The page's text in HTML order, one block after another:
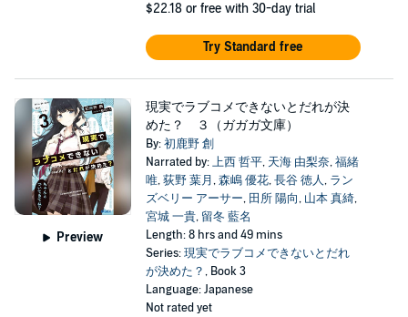
$22.18 or free with 30-day trial
Try Standard free
Preview
現実でラブコメできないとだれが決
めた？ ３（ガガガ文庫）
By:初鹿野 創
Narrated by:上西 哲平, 天海 由梨奈,福緒
唯,荻野 葉月,森嶋 優花,長谷 徳人, ラン
ズベリー アーサー, 田所 陽向, 山本 真綺,
宮城 一貴, 留冬 藍名
Length: 8 hrs and 49 mins
Series:現実でラブコメできないとだれ
が決めた？, Book 3
Language: Japanese
Not rated yet